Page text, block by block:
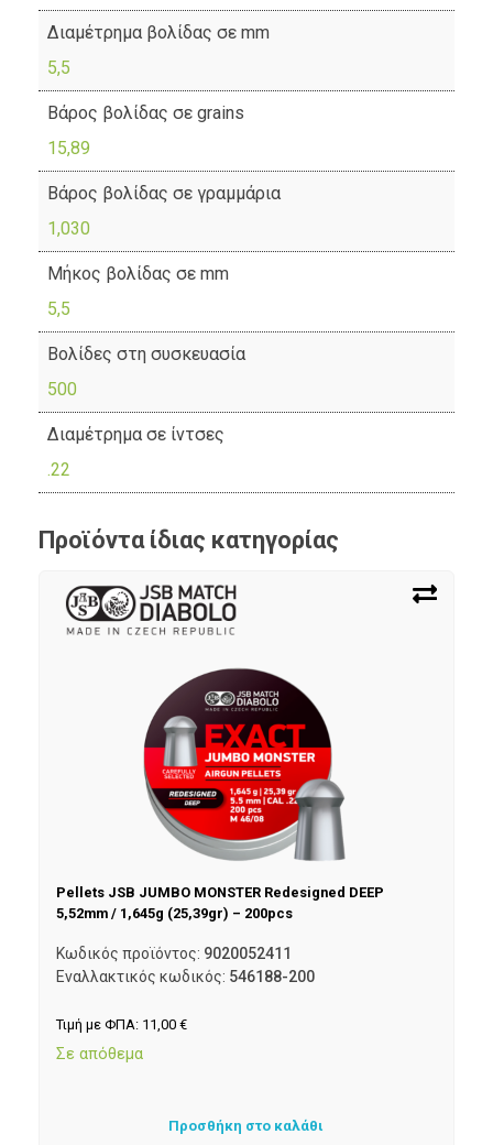
Διαμέτρημα βολίδας σε mm
5,5
Βάρος βολίδας σε grains
15,89
Βάρος βολίδας σε γραμμάρια
1,030
Μήκος βολίδας σε mm
5,5
Βολίδες στη συσκευασία
500
Διαμέτρημα σε ίντσες
.22
Προϊόντα ίδιας κατηγορίας
Pellets JSB JUMBO MONSTER Redesigned DEEP
5,52mm / 1,645g (25,39gr) – 200pcs
Κωδικός προϊόντος: 9020052411
Εναλλακτικός κωδικός: 546188-200
Τιμή με ΦΠΑ: 11,00 €
Σε απόθεμα
Προσθήκη στο καλάθι